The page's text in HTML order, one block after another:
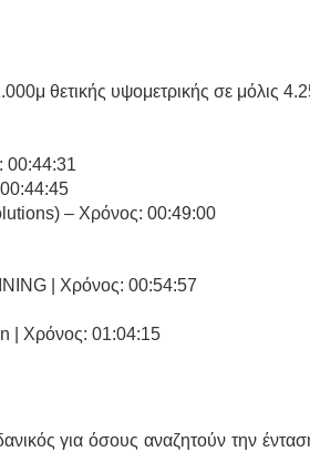
θετικής υψομετρικής σε μόλις
00:44:31
– Χρόνος: 00:49:00
| Χρόνος: 00:54:57
| Χρόνος: 01:04:15
για όσους αναζητούν την ένταση